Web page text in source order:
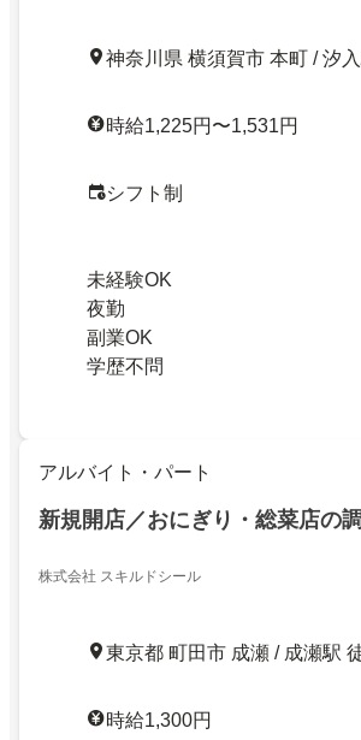
神奈川県 横須賀市 本町 / 汐
時給1,225円〜1,531円
シフト制
未経験OK
夜勤
副業OK
学歴不問
アルバイト・パート
新規開店／おにぎり・総菜店の
株式会社 スキルドシール
東京都 町田市 成瀬 / 成瀬駅
時給1,300円